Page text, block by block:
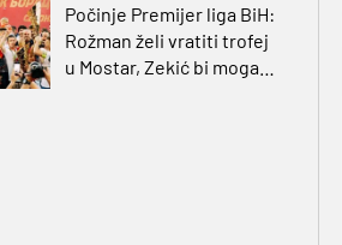
Počinje Premijer liga BiH:
Rožman želi vratiti trofej
u Mostar, Zekić bi mogao